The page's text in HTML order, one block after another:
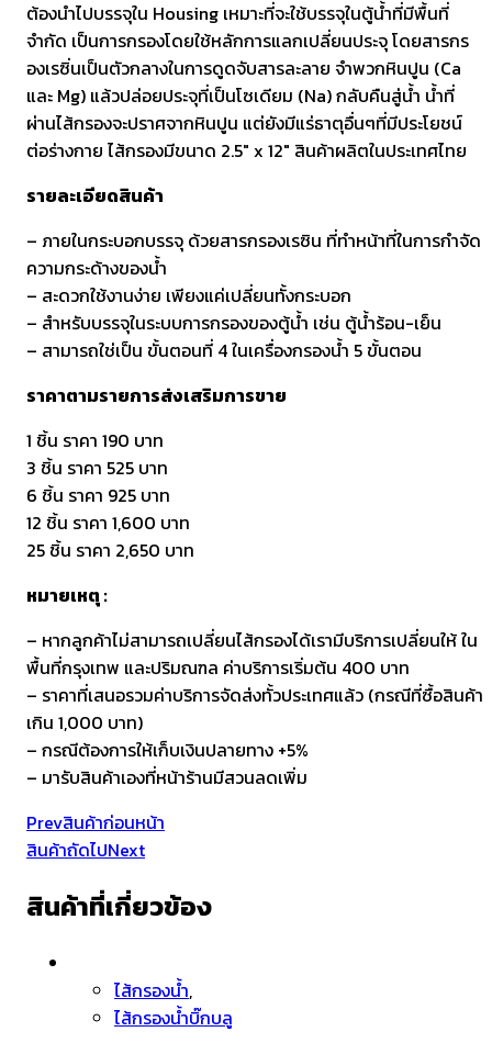
ต้องนำไปบรรจุใน Housing เหมาะที่จะใช้บรรจุในตู้น้ำที่มีพื้นที่
จำกัด เป็นการกรองโดยใช้หลักการแลกเปลี่ยนประจุ โดยสารกร
องเรซิ่นเป็นตัวกลางในการดูดจับสารละลาย จำพวกหินปูน (Ca
และ Mg) แล้วปล่อยประจุที่เป็นโซเดียม (Na) กลับคืนสู่น้ำ น้ำที่
ผ่านไส้กรองจะปราศจากหินปูน แต่ยังมีแร่ธาตุอื่นๆที่มีประโยชน์
ต่อร่างกาย ไส้กรองมีขนาด 2.5″ x 12″ สินค้าผลิตในประเทศไทย
รายละเอียดสินค้า
– ภายในกระบอกบรรจุ ด้วยสารกรองเรซิน ที่ทำหน้าที่ในการกำจัด
ความกระด้างของน้ำ
– สะดวกใช้งานง่าย เพียงแค่เปลี่ยนทั้งกระบอก
– สำหรับบรรจุในระบบการกรองของตู้น้ำ เช่น ตู้น้ำร้อน-เย็น
– สามารถใช่เป็น ขั้นตอนที่ 4 ในเครื่องกรองน้ำ 5 ขั้นตอน
ราคาตามรายการส่งเสริมการขาย
1 ชิ้น ราคา 190 บาท
3 ชิ้น ราคา 525 บาท
6 ชิ้น ราคา 925 บาท
12 ชิ้น ราคา 1,600 บาท
25 ชิ้น ราคา 2,650 บาท
หมายเหตุ :
– หากลูกค้าไม่สามารถเปลี่ยนไส้กรองได้เรามีบริการเปลี่ยนให้ ใน
พื้นที่กรุงเทพ และปริมณฑล ค่าบริการเริ่มต้น 400 บาท
– ราคาที่เสนอรวมค่าบริการจัดส่งทั้วประเทศแล้ว (กรณีที่ซื้อสินค้า
เกิน 1,000 บาท)
– กรณีต้องการให้เก็บเงินปลายทาง +5%
– มารับสินค้าเองที่หน้าร้านมีสวนลดเพิ่ม
Prevสินค้าก่อนหน้า
สินค้าถัดไปNext
สินค้าที่เกี่ยวข้อง
ไส้กรองน้ำ,
ไส้กรองน้ำบิ๊กบลู